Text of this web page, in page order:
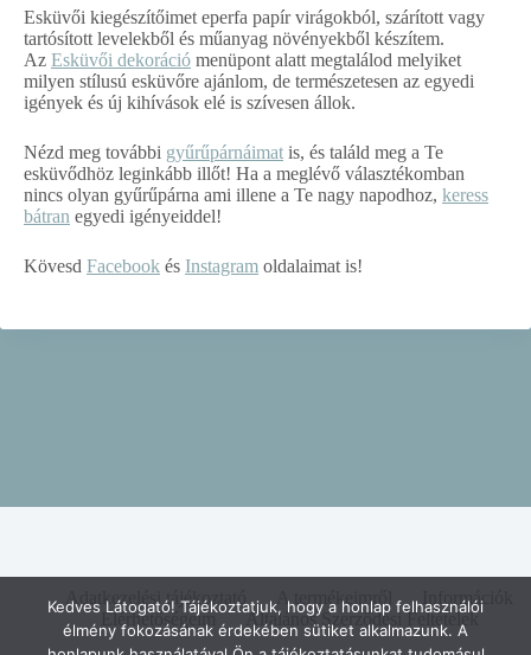
Esküvői kiegészítőimet eperfa papír virágokból, szárított vagy
tartósított levelekből és műanyag növényekből készítem.
Az Esküvői dekoráció menüpont alatt megtalálod melyiket
milyen stílusú esküvőre ajánlom, de természetesen az egyedi
igények és új kihívások elé is szívesen állok.
Nézd meg további gyűrűpárnáimat is, és találd meg a Te
esküvődhöz leginkább illőt! Ha a meglévő választékomban
nincs olyan gyűrűpárna ami illene a Te nagy napodhoz, keress
bátran egyedi igényeiddel!
Kövesd Facebook és Instagram oldalaimat is!
Adatkezelési tájékoztató A termékeimről
Információk
Elérhetőségeim
Általános Szerződési Feltételek
Kedves Látogató! Tájékoztatjuk, hogy a honlap felhasználói
élmény fokozásának érdekében sütiket alkalmazunk. A